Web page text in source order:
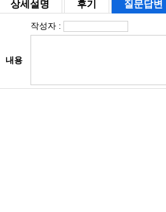
상세설명 후기 질문답변